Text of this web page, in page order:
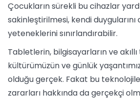
Çocukların sürekli bu cihazlar
sakinleştirilmesi, kendi
yeteneklerini sınırlandırabilir.
Tabletlerin, bilgisayarların ve
kültürümüzün ve günlük
olduğu gerçek. Fakat bu
zararları hakkında da gerçekçi